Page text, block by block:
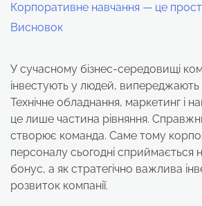
Корпоративне навчання — це
Висновок
У сучасному бізнес-середовищі
інвестують у людей, випереджають
Технічне обладнання, маркетинг і
це лише частина рівняння.
створює команда. Саме тому
персоналу сьогодні сприймається
бонус, а як стратегічно важлива
розвиток компанії.